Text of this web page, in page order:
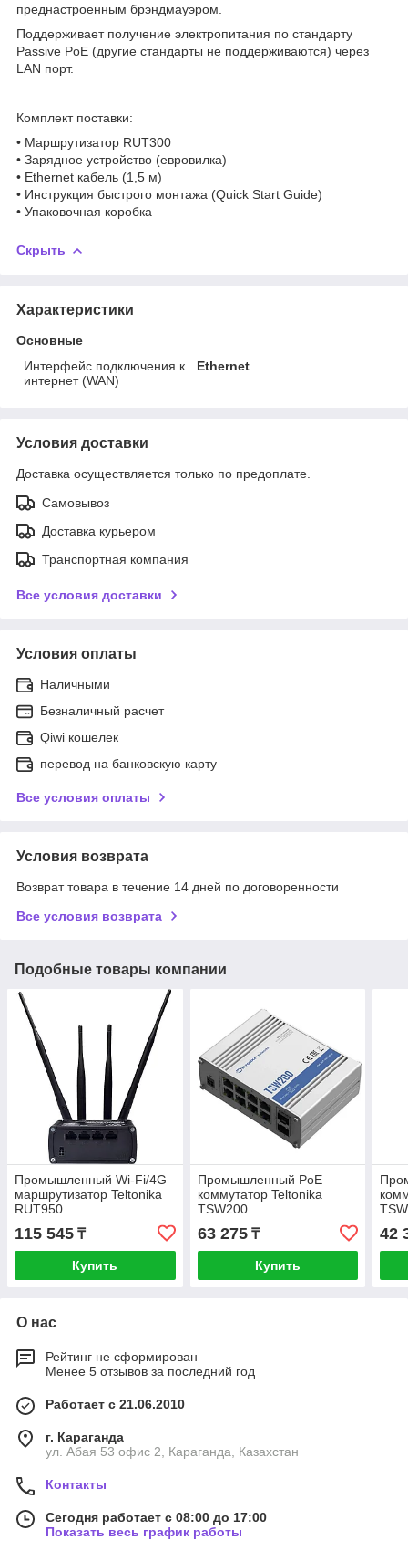
преднастроенным брэндмауэром.
Поддерживает получение электропитания по стандарту
Passive PoE (другие стандарты не поддерживаются) через
LAN порт.
Комплект поставки:
• Маршрутизатор RUT300
• Зарядное устройство (евровилка)
• Ethernet кабель (1,5 м)
• Инструкция быстрого монтажа (Quick Start Guide)
• Упаковочная коробка
Скрыть
Характеристики
Основные
Интерфейс подключения к
интернет (WAN)
Ethernet
Условия доставки
Доставка осуществляется только по предоплате.
Самовывоз
Доставка курьером
Транспортная компания
Все условия доставки
Условия оплаты
Наличными
Безналичный расчет
Qiwi кошелек
перевод на банковскую карту
Все условия оплаты
Условия возврата
Возврат товара в течение 14 дней по договоренности
Все условия возврата
Подобные товары компании
Промышленный Wi-Fi/4G
маршрутизатор Teltonika
RUT950
115 545 ₸
Купить
Промышленный PoE
коммутатор Teltonika
TSW200
63 275₸
Купить
42
О нас
Рейтинг не сформирован
Менее 5 отзывов за последний год
Работает с 21.06.2010
г. Караганда
ул. Абая 53 офис 2, Караганда, Казахстан
Контакты
Сегодня работает с 08:00 до 17:00
Показать весь график работы